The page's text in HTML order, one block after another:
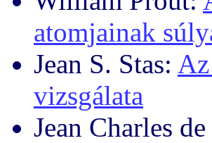
atomjainak
Jean S. Stas:
vizsgálata
Jean Charles